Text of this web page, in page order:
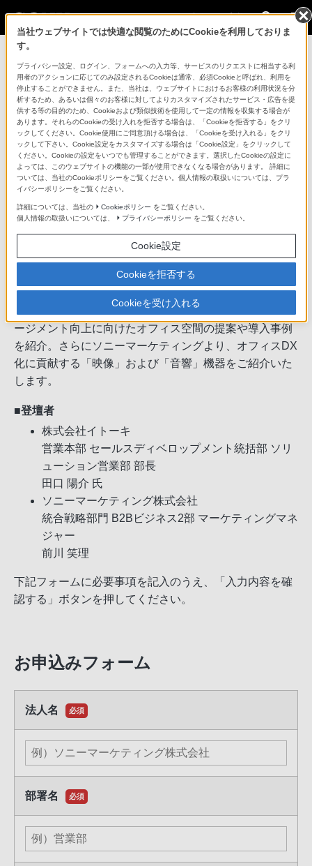
法人のお客様
「ITmedia Backoffice Days 2026春 特
別編集版」アーカイブ動画 申し込み
ページ
本セミナーは、2026年6月8日（月）に開催されたセミナ
ー「ITmedia Backoffice Days 2026春 特別編集版」のア
ーカイブ配信です。
※セッション3のパートのみ
■セミナー内容
「オフィス空間のDXと新しいコミュニケーションスタイ
ル」
オフィス空間のDXをテーマに、ICT機器を活用した新し
いコミュニケーションスタイルと生産性向上のヒントを
解説するセミナーです。イトーキ田口氏が組織のエンゲ
ージメント向上に向けたオフィス空間の提案や導入事例
を紹介。さらにソニーマーケティングより、オフィスDX
化に貢献する「映像」および「音響」機器をご紹介いた
します。
■登壇者
株式会社イトーキ
営業本部 セールスディベロップメント統括部 ソリ
ューション営業部 部長
田口 陽介 氏
ソニーマーケティング株式会社
統合戦略部門 B2Bビジネス2部 マーケティングマネ
ジャー
前川 笑理
下記フォームに必要事項を記入のうえ、「入力内容を確
認する」ボタンを押してください。
お申込みフォーム
法人名 必須
部署名 必須
当社ウェブサイトでは快適な閲覧のためにCookieを利用しておりま
す。
プライバシー設定、ログイン、フォームへの入力等、サービスのリクエストに相当する利
用者のアクションに応じてのみ設定されるCookieは通常、必須Cookieと呼ばれ、利用を
停止することができません。また、当社は、ウェブサイトにおけるお客様の利用状況を分
析するため、あるいは個々のお客様に対してよりカスタマイズされたサービス・広告を提
供する等の目的のため、Cookieおよび類似技術を使用して一定の情報を収集する場合が
あります。それらのCookieの受け入れを拒否する場合は、「Cookieを拒否する」をクリ
ックしてください。Cookie使用にご同意頂ける場合は、「Cookieを受け入れる」をクリ
ックして下さい。Cookie設定をカスタマイズする場合は「Cookie設定」をクリックして
ください。Cookieの設定をいつでも管理することができます。選択したCookieの設定に
よっては、このウェブサイトの機能の一部が使用できなくなる場合があります。 詳細に
ついては、当社のCookieポリシーをご覧ください。個人情報の取扱いについては、プラ
イバシーポリシーをご覧ください。
詳細については、当社の Cookieポリシー をご覧ください。
個人情報の取扱いについては、
プライバシーポリシー をご覧ください。
Cookie設定
Cookieを拒否する
Cookieを受け入れる